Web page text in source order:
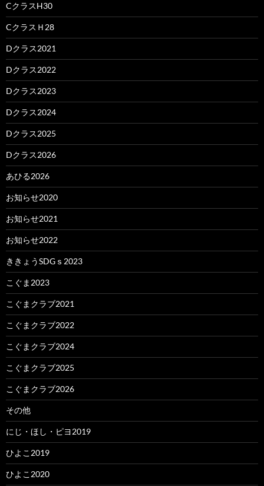
CクラスH30
CクラスＨ28
Dクラス2021
Dクラス2022
Dクラス2023
Dクラス2024
Dクラス2025
Dクラス2026
あひる2026
お知らせ2020
お知らせ2021
お知らせ2022
ききょうSDGｓ2023
こぐま2023
こぐまクラブ2021
こぐまクラブ2022
こぐまクラブ2024
こぐまクラブ2025
こぐまクラブ2026
その他
にじ・ほし・ピヨ2019
ひよこ2019
ひよこ2020